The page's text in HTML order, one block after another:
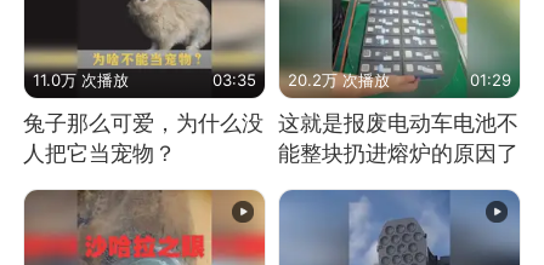
11.0万 次播放 03:35
兔子那么可爱，为什么没
人把它当宠物？
20.2万 次播放 01:29
这就是报废电动车电池不
能整块扔进熔炉的原因了